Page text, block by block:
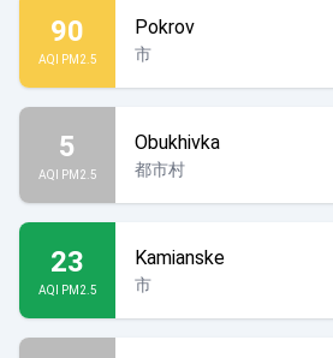
90
AQI PM2.5
Pokrov
市
5
AQI PM2.5
Obukhivka
都市村
23
AQI PM2.5
Kamianske
市